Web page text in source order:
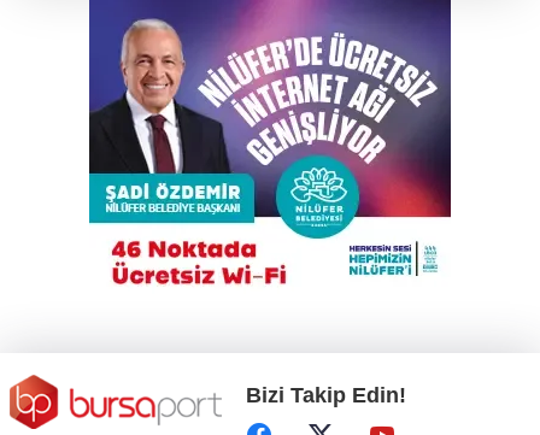
Depoda çıkan yangın apartmanı yakıyordu
Bursa'da makilik alanda yangın
Bursa'da kaçak bina yıkımında hayat kurtaran
müdahale
Bizi Takip Edin!